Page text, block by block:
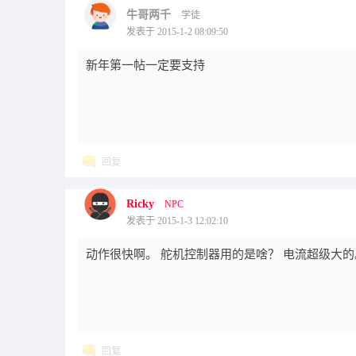
牛哥两千
学徒
发表于 2015-1-2 08:09:50
新年第一帖一定要支持
回复
Ricky
NPC
发表于 2015-1-3 12:02:10
动作很快啊。 舵机控制器用的是啥？ 电流超级大
回复